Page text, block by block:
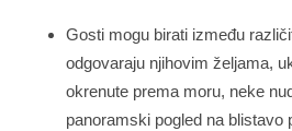
Gosti mogu birati između
odgovaraju njihovim željama,
okrenute prema moru, neke
panoramski pogled na blistavo